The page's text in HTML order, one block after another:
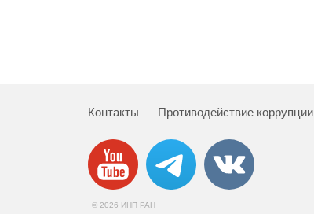
Контакты Противодействие коррупции
© 2026 ИНП РАН